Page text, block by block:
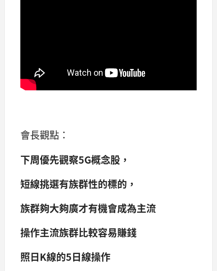
會長觀點：
下周優先觀察5G概念股，
短線挑選有族群性的標的，
族群夠大夠廣才有機會成為主流
操作主流族群比較容易賺錢
照日K線的5日線操作